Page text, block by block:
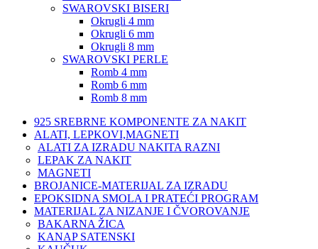
SWAROVSKI BISERI
Okrugli 4 mm
Okrugli 6 mm
Okrugli 8 mm
SWAROVSKI PERLE
Romb 4 mm
Romb 6 mm
Romb 8 mm
925 SREBRNE KOMPONENTE ZA NAKIT
ALATI, LEPKOVI,MAGNETI
ALATI ZA IZRADU NAKITA RAZNI
LEPAK ZA NAKIT
MAGNETI
BROJANICE-MATERIJAL ZA IZRADU
EPOKSIDNA SMOLA I PRATEĆI PROGRAM
MATERIJAL ZA NIZANJE I ČVOROVANJE
BAKARNA ŽICA
KANAP SATENSKI